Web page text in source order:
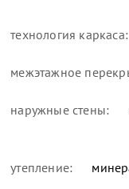
технология каркаса:
межэтажное
наружные стены:
утепление: